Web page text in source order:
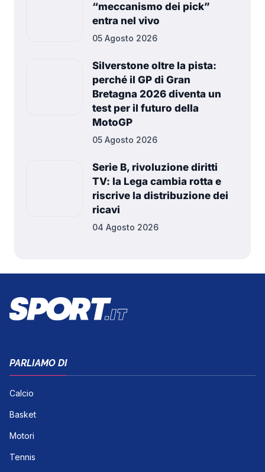
“meccanismo dei pick”
entra nel vivo
05 Agosto 2026
Silverstone oltre la pista:
perché il GP di Gran
Bretagna 2026 diventa un
test per il futuro della
MotoGP
05 Agosto 2026
Serie B, rivoluzione diritti
TV: la Lega cambia rotta e
riscrive la distribuzione dei
ricavi
04 Agosto 2026
PARLIAMO DI
Calcio
Basket
Motori
Tennis